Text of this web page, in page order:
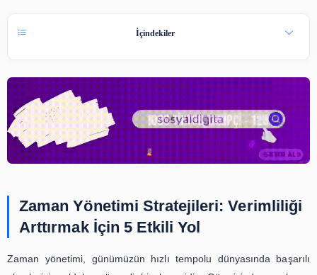
19 Şub 2024
İçindekiler